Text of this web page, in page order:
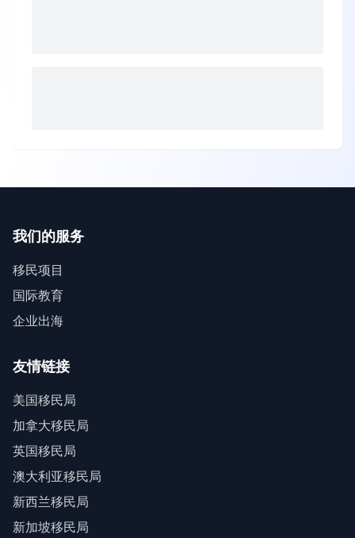
我们的服务
移民项目
国际教育
企业出海
友情链接
美国移民局
加拿大移民局
英国移民局
澳大利亚移民局
新西兰移民局
新加坡移民局